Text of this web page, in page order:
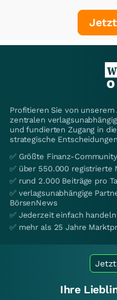
Profitieren Sie von
zentralen
und fundierten Zugang in
strategische
✅ Größte Finanz-
✅ über 550.000 registrierte
✅ rund 2.000 Beiträge pro
✅ verlagsunabhängige
BörsenNews
✅ Jederzeit einfach
✅ mehr als 25 Jahre
Ihre